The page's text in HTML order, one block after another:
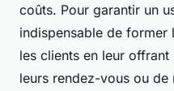
coûts. Pour garantir un
indispensable de former
les clients en leur
leurs rendez-vous ou